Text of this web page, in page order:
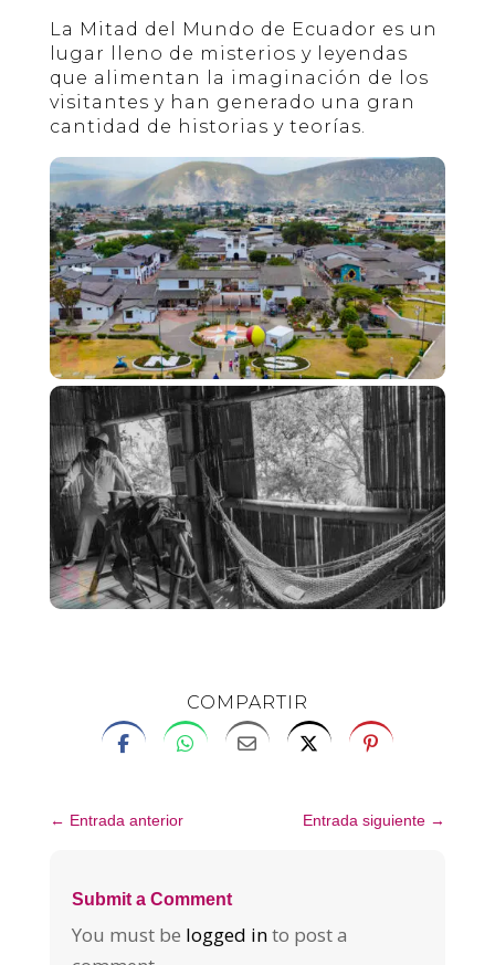
La Mitad del Mundo de Ecuador es un
lugar lleno de misterios y leyendas
que alimentan la imaginación de los
visitantes y han generado una gran
cantidad de historias y teorías.
COMPARTIR
← Entrada anterior Entrada siguiente →
Submit a Comment
You must be logged into post a